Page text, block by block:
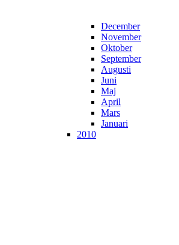
December
November
Oktober
September
Augusti
Juni
Maj
April
Mars
Januari
2010